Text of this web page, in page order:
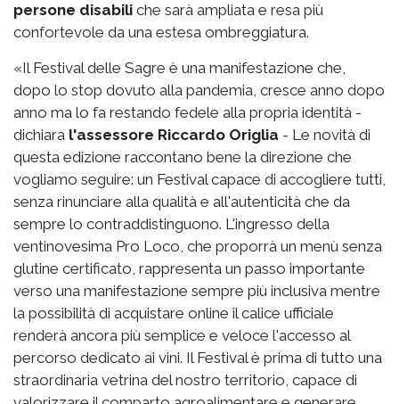
persone disabili che sarà ampliata e resa più
confortevole da una estesa ombreggiatura.
«Il Festival delle Sagre è una manifestazione che,
dopo lo stop dovuto alla pandemia, cresce anno dopo
anno ma lo fa restando fedele alla propria identità -
dichiara l'assessore Riccardo Origlia - Le novità di
questa edizione raccontano bene la direzione che
vogliamo seguire: un Festival capace di accogliere tutti,
senza rinunciare alla qualità e all'autenticità che da
sempre lo contraddistinguono. L'ingresso della
ventinovesima Pro Loco, che proporrà un menù senza
glutine certificato, rappresenta un passo importante
verso una manifestazione sempre più inclusiva mentre
la possibilità di acquistare online il calice ufficiale
renderà ancora più semplice e veloce l'accesso al
percorso dedicato ai vini. Il Festival è prima di tutto una
straordinaria vetrina del nostro territorio, capace di